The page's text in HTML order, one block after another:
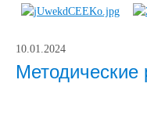
10.01.2024
Методические